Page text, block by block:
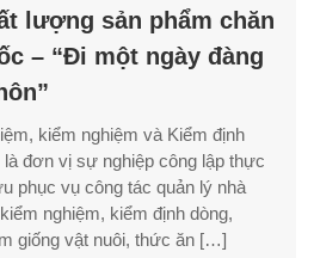
lượng sản phẩm chăn
– “Đi một ngày đàng
kiểm nghiệm và Kiểm định
đơn vị sự nghiệp công lập thực
phục vụ công tác quản lý nhà
nghiệm, kiểm định dòng,
giống vật nuôi, thức ăn […]